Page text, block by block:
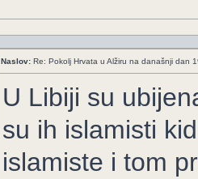
Naslov: Re: Pokolj Hrvata u Alžiru na današnji dan
U Libiji su
su ih islamisti
islamiste i tom